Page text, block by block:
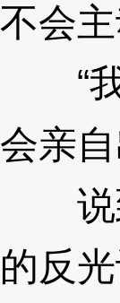
不会
“我
会亲
说到
的反